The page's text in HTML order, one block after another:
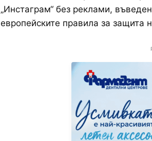
„Инстаграм“ без реклами,
европейските правила за защита